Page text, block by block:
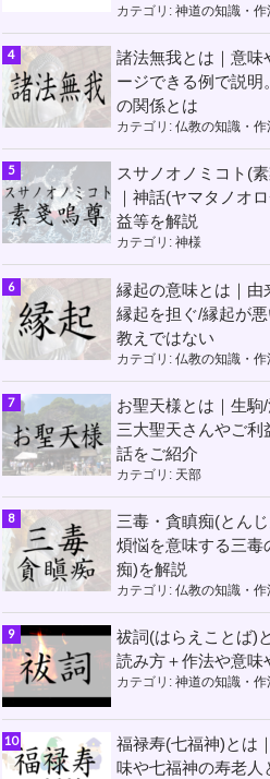
カテゴリ: 神道の知識・作
諸法無我とは｜意味
ージできる例で説明
の関係とは
カテゴリ: 仏教の知識・作
スサノオノミコト(
｜神話(ヤマタノオ
益等を解説
カテゴリ: 神様
縁起の意味とは｜由
縁起を担ぐ/縁起が
教えではない
カテゴリ: 仏教の知識・作
お聖天様とは｜生駒
三大聖天さんやご利
話をご紹介
カテゴリ: 天部
三毒・貪瞋痴(とんじ
煩悩を意味する三毒
痴)を解説
カテゴリ: 仏教の知識・作
祓詞(はらえことば)
読み方＋作法や意味
カテゴリ: 神道の知識・作
福禄寿(七福神)とは
味や七福神の寿老人